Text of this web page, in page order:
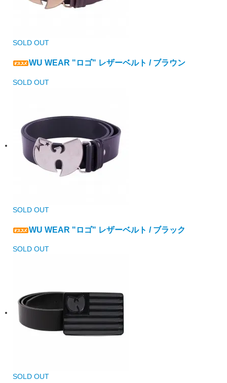
SOLD OUT
WU WEAR "ロゴ" レザーベルト / ブラウン
SOLD OUT
SOLD OUT
WU WEAR "ロゴ" レザーベルト / ブラック
SOLD OUT
SOLD OUT